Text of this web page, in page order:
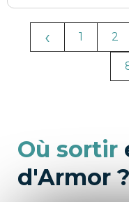
‹ 1 2
Où sortir
d'Armor ?